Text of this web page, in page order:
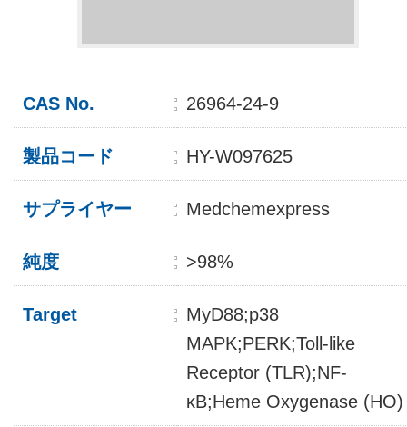
CAS No. 26964-24-9
製品コード HY-W097625
サプライヤー Medchemexpress
純度 >98%
Target
MyD88;p38
MAPK;PERK;Toll-like
Receptor (TLR);NF-
κB;Heme Oxygenase (HO)